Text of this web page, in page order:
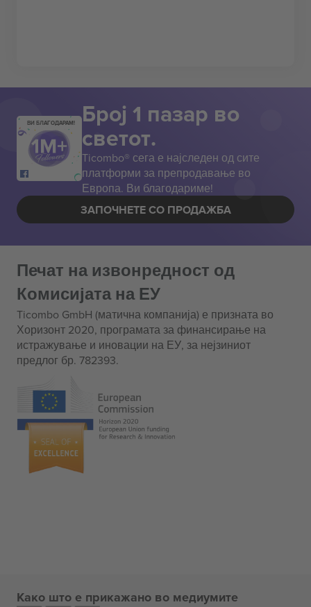
ВИ БЛАГОДАРАМ! Број 1 пазар во
светот.
Ticombo® сега е најследен од сите
платформи за препродавање во
Европа. Ви благодариме!
ЗАПОЧНЕТЕ СО ПРОДАЖБА
Печат на извонредност од
Комисијата на ЕУ
Ticombo GmbH (матична компанија) е призната во
Хоризонт 2020, програмата за финансирање на
истражување и иновации на ЕУ, за нејзиниот
предлог бр. 782393.
Како што е прикажано во медиумите